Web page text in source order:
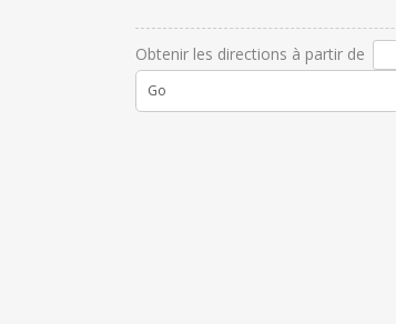
Obtenir les directions à partir de
Go